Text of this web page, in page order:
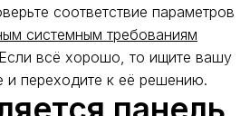
соответствие параметров
системным требованиям
всё хорошо, то ищите вашу
переходите к её решению.